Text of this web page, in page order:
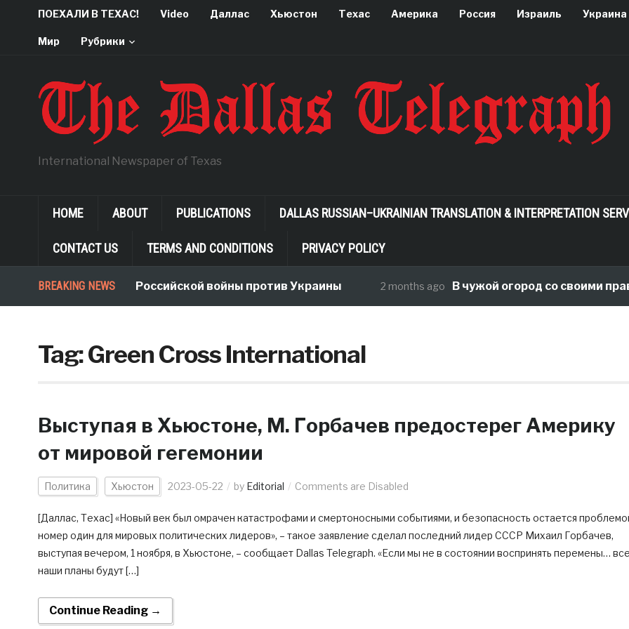
ПОЕХАЛИ В ТЕХАС! Video Даллас Хьюстон Техас Америка Россия Израиль Украина
Мир Рубрики
International Newspaper of Texas
HOME ABOUT PUBLICATIONS DALLAS RUSSIAN–UKRAINIAN TRANSLATION & INTERPRETATION
CONTACT US TERMS AND CONDITIONS PRIVACY POLICY
BREAKING NEWS
Неологизмы Российской войны против Украины 2 months ago В чужой огород со своими
Tag:Green Cross International
Выступая в Хьюстоне, М. Горбачев предостерег Америку
от мировой гегемонии
Политика Хьюстон 2023-05-22 by Editorial Comments are Disabled
[Даллас, Техас] «Новый век был омрачен катастрофами и смертоносными событиями, и безопасность остается
номер один для мировых политических лидеров», – такое заявление сделал последний лидер СССР Михаил Горбачев,
выступая вечером, 1 ноября, в Хьюстоне, – сообщает Dallas Telegraph. «Если мы не в состоянии воспринять перемены…
наши планы будут […]
Continue Reading →